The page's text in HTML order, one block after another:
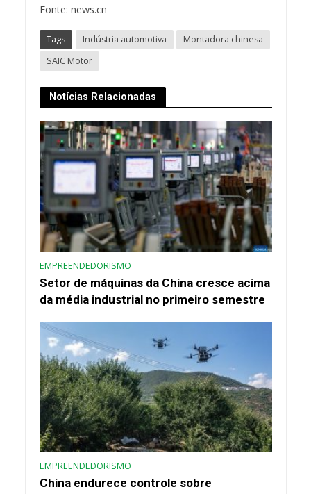
Fonte: news.cn
Tags Indústria automotiva
Montadora chinesa
SAIC Motor
Notícias Relacionadas
EMPREENDEDORISMO
Setor de máquinas da China cresce acima
da média industrial no primeiro semestre
EMPREENDEDORISMO
China endurece controle sobre